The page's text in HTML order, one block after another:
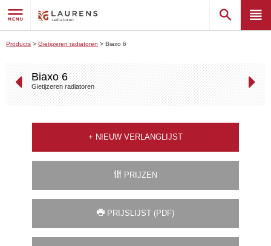
Products > Gietijzeren radiatoren > Biaxo 6
Biaxo 6
Gietijzeren radiatoren
+ NIEUW VERLANGLIJST
PRIJZEN
PRIJSLIJST (PDF)